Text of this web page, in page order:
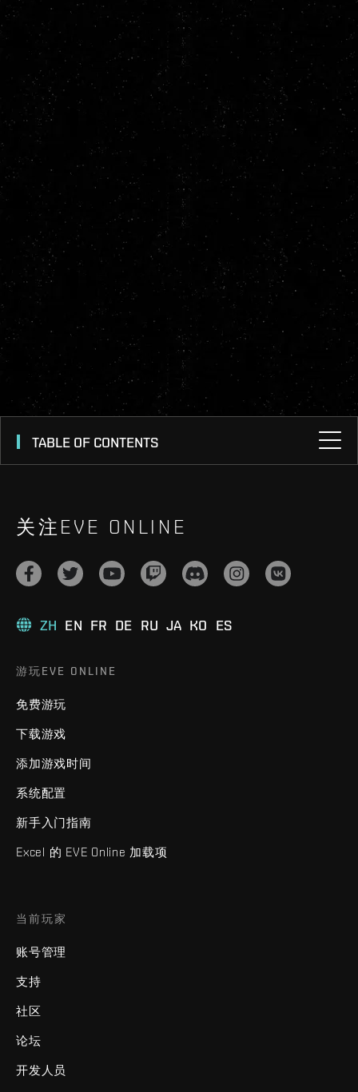
TABLE OF CONTENTS
关注EVE ONLINE
ZH EN FR DE RU JA KO ES
游玩EVE ONLINE
免费游玩
下载游戏
添加游戏时间
系统配置
新手入门指南
Excel 的 EVE Online 加载项
当前玩家
账号管理
支持
社区
论坛
开发人员